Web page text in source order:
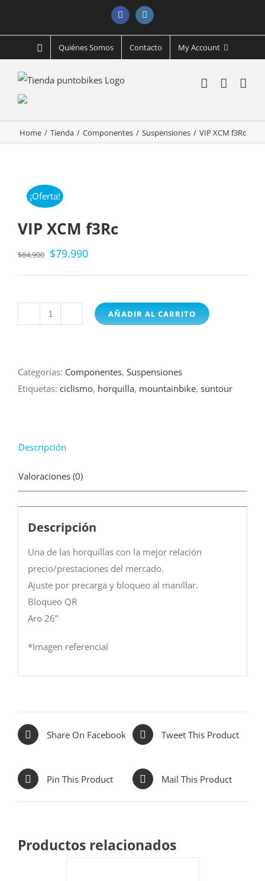
FacebookInstagram
Quiénes Somos Contacto My Account
Home / Tienda / Componentes / Suspensiones / VIP XCM f3Rc
¡Oferta!
VIP XCM f3Rc
$84.900 $79.990
AÑADIR AL CARRITO
Categorías: Componentes, Suspensiones
Etiquetas: ciclismo, horquilla, mountainbike, suntour
Descripción
Valoraciones (0)
Descripción
Una de las horquillas con la mejor relación
precio/prestaciones del mercado.
Ajuste por precarga y bloqueo al manillar.
Bloqueo QR
Aro 26”
*Imagen referencial
Share On Facebook Tweet This Product
Pin This Product Mail This Product
Productos relacionados